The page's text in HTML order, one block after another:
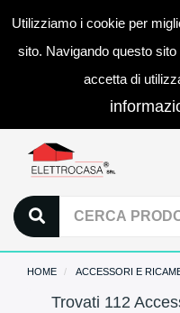
Utilizziamo i cookie per
sito. Navigando questo
accetta di
HOME ACCESSORI E
Trovati 112